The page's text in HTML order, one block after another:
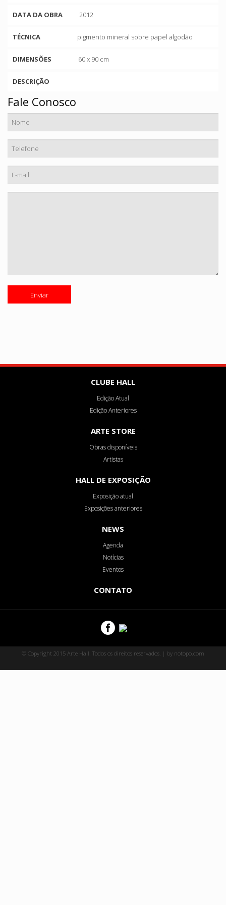
DATA DA OBRA 2012
TÉCNICA pigmento mineral sobre papel algodão
DIMENSÕES 60 x 90 cm
DESCRIÇÃO
Fale Conosco
CLUBE HALL
Edição Atual
Edição Anteriores
ARTE STORE
Obras disponíveis
Artistas
HALL DE EXPOSIÇÃO
Exposição atual
Exposições anteriores
NEWS
Agenda
Notícias
Eventos
CONTATO
© Copyright 2015 Arte Hall. Todos os direitos reservados. | by notopo.com